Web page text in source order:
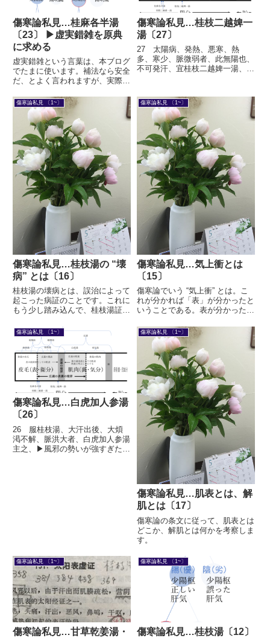
傷寒論私見…桂麻各半湯
〔23〕 ▶虚実錯雑を原典
に求める
虚実錯雑という言葉は、本ブログ
でたまに使います。補法なら安全
だ、とよく言われますが、実際の
は、必ずしもそれは言いえていま
せん。虚実錯雑だからです。深く
考察してみましょう。
傷寒論私見…桂枝二越婢一
湯〔27〕
27 太陽病、発熱、悪寒、熱
多、寒少、脈微弱者、此無陽也、
不可発汗、宜桂枝二越婢一湯、▶
ん。これで太陽病というのは無理
があります。これでは少陽病との
見分けがつきません。少陽病には
傷寒論私見 〔1~〕
傷寒論私見…桂枝湯の “壊
病” とは〔16〕
桂枝湯の壊病とは、誤治によって
起こった病証のことです。これに
もう少し踏み込んで、桂枝湯証に
ないもの、桂枝湯証に似てはいる
が似て非なるもの、という見解を
加えます。
傷寒論私見 〔1~〕
傷寒論私見…気上衝とは
〔15〕
傷寒論でいう “気上衝” とは。こ
れが分かれば「表」が分かったと
いうことである。表が分かったと
うことである。張仲景先生が、そ
れほど深い概念を説明しようとし
ているとは、ぼくの勘ぐりが過ぎ
るのだろうか。
傷寒論私見 〔1~〕
傷寒論私見…白虎加人参湯
〔26〕
26 服桂枝湯、大汗出後、大煩
渇不解、脈洪大者、白虎加人参湯
主之、▶風邪の勢いが強すぎた可
傷寒論私見 〔1~〕
傷寒論私見…肌表とは、解
肌とは〔17〕
傷寒論の条文に従って、肌表とは
どこか、解肌とは何かを考察しま
す。
傷寒論私見 〔1~〕
傷寒論私見…甘草乾姜湯・
傷寒論私見 〔1~〕
傷寒論私見…桂枝湯〔12〕